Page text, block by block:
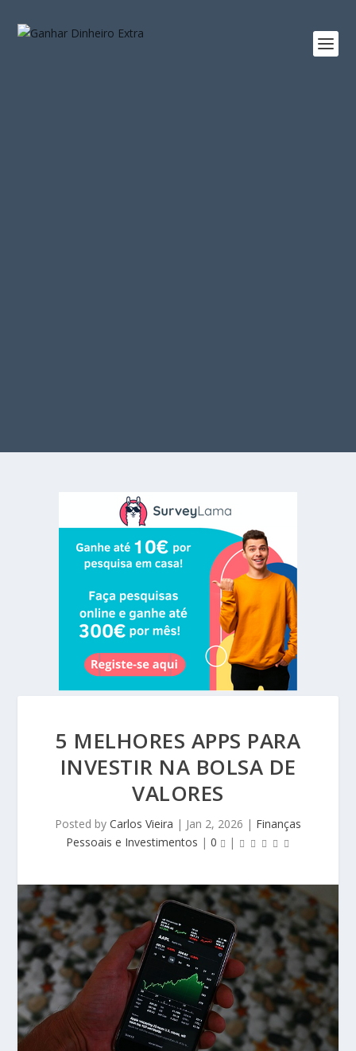
5 MELHORES APPS PARA
INVESTIR NA BOLSA DE
VALORES
Posted by Carlos Vieira | Jan 2, 2026 | Finanças
Pessoais e Investimentos | 0 |